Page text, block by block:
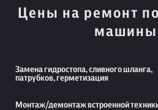
Цены на ремонт
машины
Замена гидростопа, сливного шланга,
патрубков, герметизация
Монтаж/демонтаж встроенной